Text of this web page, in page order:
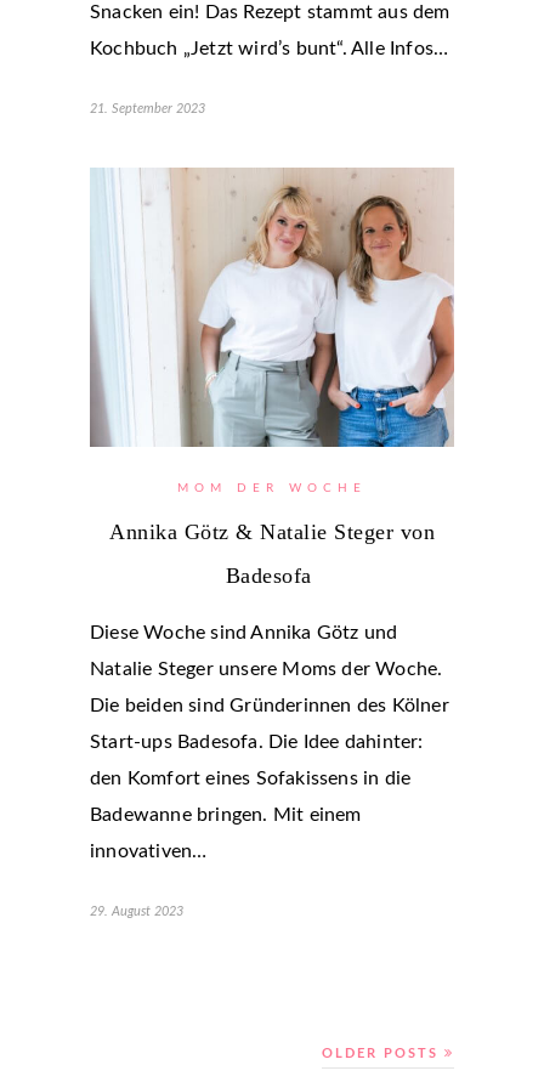
Snacken ein! Das Rezept stammt aus dem
Kochbuch „Jetzt wird’s bunt“. Alle Infos…
21. September 2023
MOM DER WOCHE
Annika Götz & Natalie Steger von
Badesofa
Diese Woche sind Annika Götz und
Natalie Steger unsere Moms der Woche.
Die beiden sind Gründerinnen des Kölner
Start-ups Badesofa. Die Idee dahinter:
den Komfort eines Sofakissens in die
Badewanne bringen. Mit einem
innovativen…
29. August 2023
OLDER POSTS